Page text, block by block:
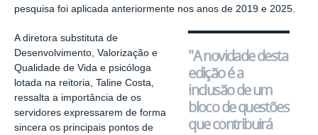
pesquisa foi aplicada anteriormente nos anos de 2019 e 2025.
"A novidade desta
edição é a
inclusão de um
bloco de questões
que contribuirá
A diretora substituta de
Desenvolvimento, Valorização e
Qualidade de Vida e psicóloga
lotada na reitoria, Taline Costa,
ressalta a importância de os
servidores expressarem de forma
sincera os principais pontos de